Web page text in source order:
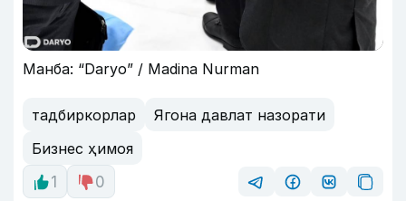
Манба: “Daryo” / Madina Nurman
тадбиркорлар
Ягона давлат назорати
Бизнес ҳимоя
1
0